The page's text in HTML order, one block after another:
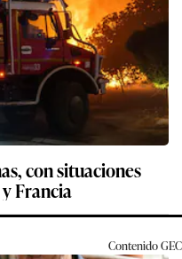
con situaciones
Francia
ContenidoGEC